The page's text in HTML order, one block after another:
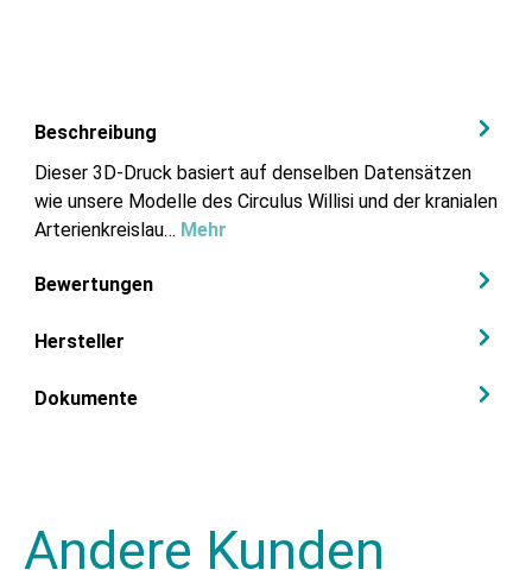
Beschreibung
Dieser 3D-Druck basiert auf denselben Datensätzen
wie unsere Modelle des Circulus Willisi und der kranialen
Arterienkreislau… Mehr
Bewertungen
Hersteller
Dokumente
Andere Kunden